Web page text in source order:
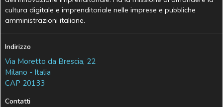
cultura digitale e imprenditoriale nelle imprese e pubbliche
amministrazioni italiane.
Indirizzo
Via Moretto da Brescia, 22
Milano - Italia
CAP 20133
Contatti